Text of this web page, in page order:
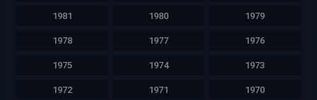
1981 1980 1979
1978 1977 1976
1975 1974 1973
1972 1971 1970